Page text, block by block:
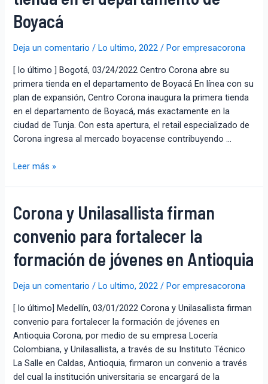
Boyacá
Deja un comentario / Lo ultimo,2022 / Porempresacorona
[ lo último ] Bogotá, 03/24/2022 Centro Corona abre su
primera tienda en el departamento de Boyacá En línea con su
plan de expansión, Centro Corona inaugura la primera tienda
en el departamento de Boyacá, más exactamente en la
ciudad de Tunja. Con esta apertura, el retail especializado de
Corona ingresa al mercado boyacense contribuyendo …
Leer más »
Corona y Unilasallista firman
convenio para fortalecer la
formación de jóvenes en Antioquia
Deja un comentario /Lo ultimo,2022 / Porempresacorona
[ lo último] Medellín, 03/01/2022 Corona y Unilasallista firman
convenio para fortalecer la formación de jóvenes en
Antioquia Corona, por medio de su empresa Locería
Colombiana, y Unilasallista, a través de su Instituto Técnico
La Salle en Caldas, Antioquia, firmaron un convenio a través
del cual la institución universitaria se encargará de la